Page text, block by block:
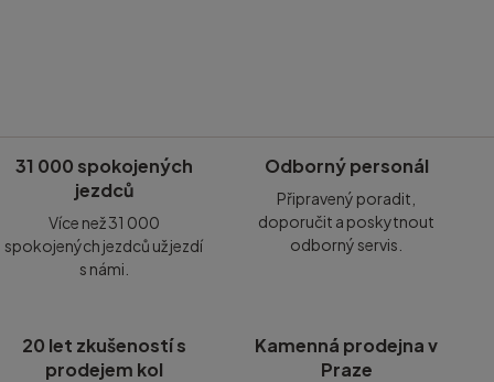
31 000 spokojených
jezdců
Více než 31 000
spokojených jezdců už jezdí
s námi.
Odborný personál
Připravený poradit,
doporučit a poskytnout
odborný servis.
20 let zkušeností s
prodejem kol
Kamenná prodejna v
Praze